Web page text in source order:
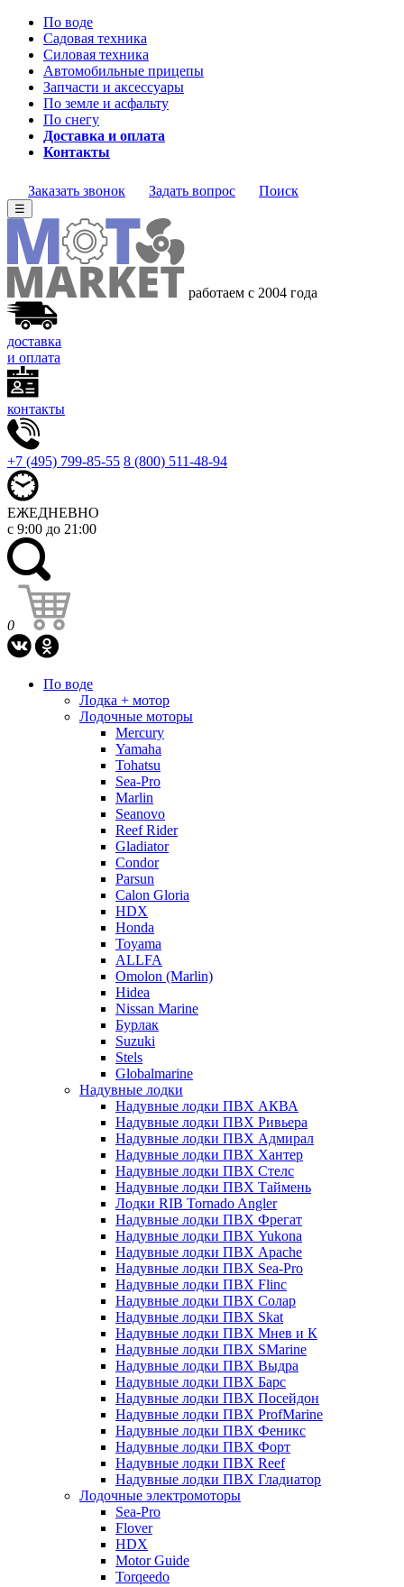
По воде
Садовая техника
Силовая техника
Автомобильные прицепы
Запчасти и аксессуары
По земле и асфальту
По снегу
Доставка и оплата
Контакты
Заказать звонок Задать вопрос Поиск
☰
работаем с 2004 года
доставка
и оплата
контакты
+7 (495) 799-85-55 8 (800) 511-48-94
ЕЖЕДНЕВНО
с 9:00 до 21:00
0
По воде
Лодка + мотор
Лодочные моторы
Mercury
Yamaha
Tohatsu
Sea-Pro
Marlin
Seanovo
Reef Rider
Gladiator
Condor
Parsun
Calon Gloria
HDX
Honda
Toyama
ALLFA
Omolon (Marlin)
Hidea
Nissan Marine
Бурлак
Suzuki
Stels
Globalmarine
Надувные лодки
Надувные лодки ПВХ АКВА
Надувные лодки ПВХ Ривьера
Надувные лодки ПВХ Адмирал
Надувные лодки ПВХ Хантер
Надувные лодки ПВХ Стелс
Надувные лодки ПВХ Таймень
Лодки RIB Tornado Angler
Надувные лодки ПВХ Фрегат
Надувные лодки ПВХ Yukona
Надувные лодки ПВХ Apache
Надувные лодки ПВХ Sea-Pro
Надувные лодки ПВХ Flinc
Надувные лодки ПВХ Солар
Надувные лодки ПВХ Skat
Надувные лодки ПВХ Мнев и К
Надувные лодки ПВХ SMarine
Надувные лодки ПВХ Выдра
Надувные лодки ПВХ Барс
Надувные лодки ПВХ Посейдон
Надувные лодки ПВХ ProfMarine
Надувные лодки ПВХ Феникс
Надувные лодки ПВХ Форт
Надувные лодки ПВХ Reef
Надувные лодки ПВХ Гладиатор
Лодочные электромоторы
Sea-Pro
Flover
HDX
Motor Guide
Torqeedo